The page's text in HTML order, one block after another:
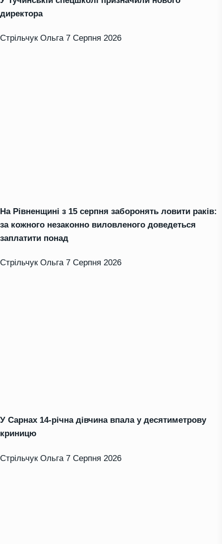
директора
Стрільчук Ольга 7 Серпня 2026
На Рівненщині з 15 серпня заборонять ловити раків:
за кожного незаконно виловленого доведеться
заплатити понад
Стрільчук Ольга 7 Серпня 2026
У Сарнах 14-річна дівчина впала у десятиметрову
криницю
Стрільчук Ольга 7 Серпня 2026